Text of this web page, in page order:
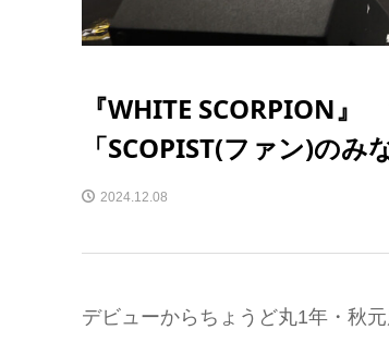
『WHITE SCORPION
「SCOPIST(ファン)の
2024.12.08
デビューからちょうど丸1年・秋